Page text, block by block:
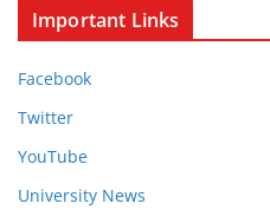
Important Links
Facebook
Twitter
YouTube
University News